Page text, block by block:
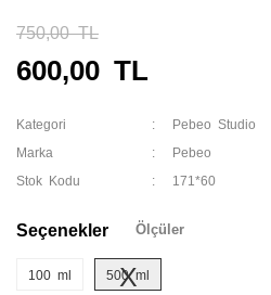
750,00 TL
600,00 TL
Kategori Pebeo Studio
Marka Pebeo
Stok Kodu 171*60
Seçenekler Ölçüler
100 ml 500 ml